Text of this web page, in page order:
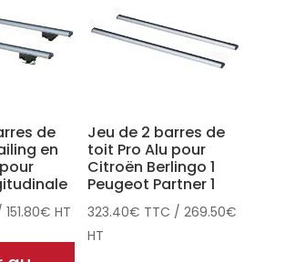
de
en
151.80€ HT
Jeu de 2 barres de
toit Pro Alu pour
Citroën Berlingo 1
Peugeot Partner 1
323.40€ TTC /269.50€
HT